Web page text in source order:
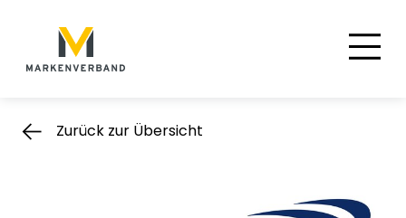
Hauptnavigation
Zurück zur Übersicht